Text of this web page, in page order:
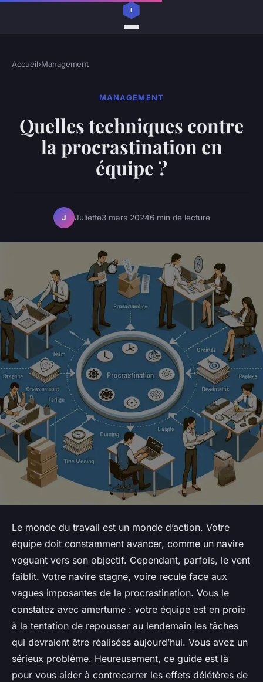
Accueil›Management
MANAGEMENT
Quelles techniques contre
la procrastination en
équipe ?
J Juliette3 mars 20246 min de lecture
Le monde du travail est un monde d’action. Votre
équipe doit constamment avancer, comme un navire
voguant vers son objectif. Cependant, parfois, le vent
faiblit. Votre navire stagne, voire recule face aux
vagues imposantes de la procrastination. Vous le
constatez avec amertume : votre équipe est en proie
à la tentation de repousser au lendemain les tâches
qui devraient être réalisées aujourd’hui. Vous avez un
sérieux problème. Heureusement, ce guide est là
pour vous aider à contrecarrer les effets délétères de